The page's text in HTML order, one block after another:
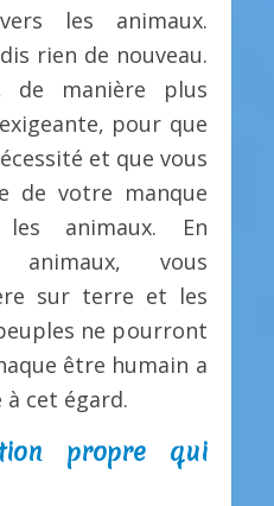
les animaux.
rien de nouveau.
de manière plus
pour que
et que vous
de votre manque
les animaux. En
animaux, vous
sur terre et les
ne pourront
être humain a
cet égard.
propre qui